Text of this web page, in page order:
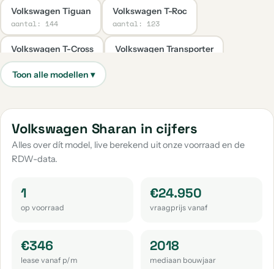
Volkswagen Tiguan
aantal: 144
Volkswagen T-Roc
aantal: 123
Volkswagen T-Cross
aantal: 65
Volkswagen Transporter
Volkswagen Caddy
Volkswagen Up
aantal: 30
Volkswagen Caddy Maxi
aantal: 22
Volkswagen Golf Sportsvan
Volkswagen Passat Variant
aantal: 17
Volkswagen Tayron
aantal: 14
aantal: 14 aantal: 12
Volkswagen Sharan in cijfers
Alles over dít model, live berekend uit onze voorraad en de
RDW-data.
1
op voorraad
€24.950
vraagprijs vanaf
€346
lease vanaf p/m
2018
mediaan bouwjaar